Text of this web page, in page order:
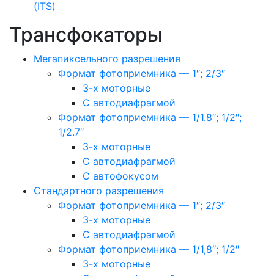
(ITS)
Трансфокаторы
Мегапиксельного разрешения
Формат фотоприемника — 1″; 2/3″
3-х моторные
С автодиафрагмой
Формат фотоприемника — 1/1.8″; 1/2″;
1/2.7″
3-х моторные
С автодиафрагмой
С автофокусом
Стандартного разрешения
Формат фотоприемника — 1″; 2/3″
3-х моторные
С автодиафрагмой
Формат фотоприемника — 1/1,8″; 1/2″
3-х моторные